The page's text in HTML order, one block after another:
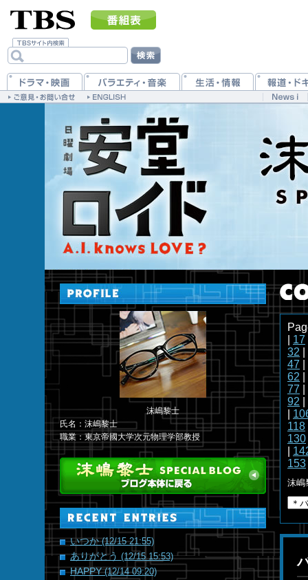
沫嶋黎士
氏名：沫嶋黎士
職業：東京帝國大学次元物理学部教授
いつか(12/15 21:55)
ありがとう (12/15 15:53)
HAPPY(12/14 09:20)
17
32
47
62
77
92
118
130
153
沫嶋